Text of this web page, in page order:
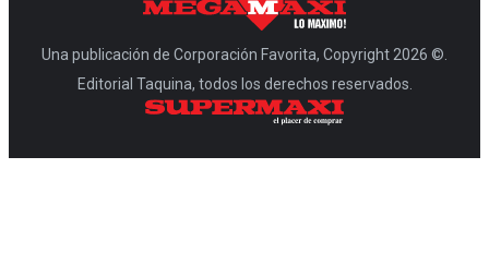
Una publicación de Corporación Favorita, Copyright 2026 ©.
Editorial Taquina, todos los derechos reservados.